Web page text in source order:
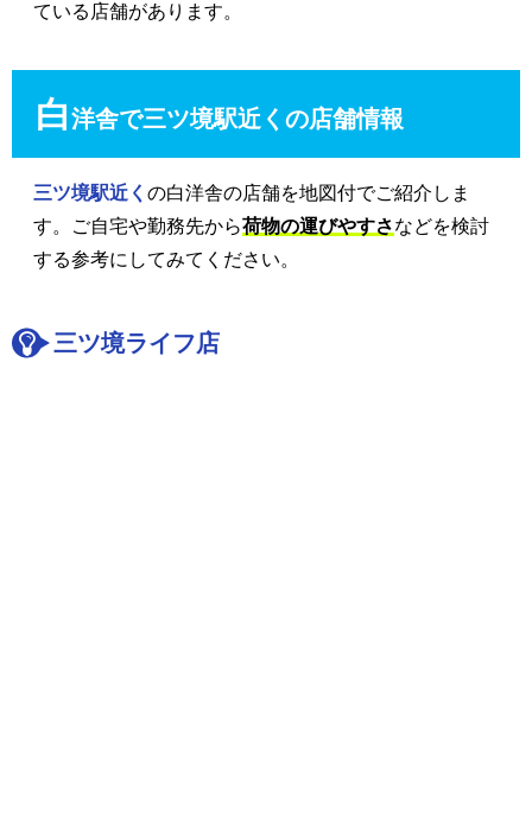
ている店舗があります。
白洋舎で三ツ境駅近くの店舗情報
三ツ境駅近く の白洋舎の店舗を地図付でご紹介しま
す。ご自宅や勤務先から荷物の運びやすさなどを検討
する参考にしてみてください。
三ツ境ライフ店